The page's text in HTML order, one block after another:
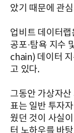
았기 때문에 관
업비트 데이터
공포·탐욕 지수
chain) 데이터
고 있다.
그동안 가상자산
표는 일반 투자
웠던 것이 사실
터 노하우를 바